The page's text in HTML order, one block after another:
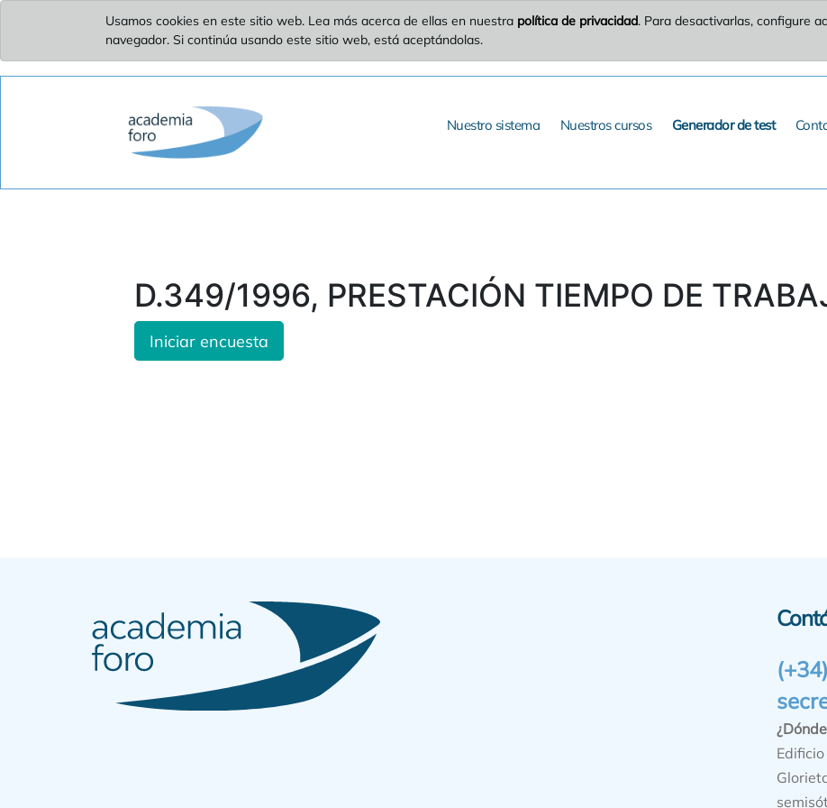
Usamos cookies en este sitio web. Lea más acerca de ellas en nuestra política de privacidad. Para desactivarlas, configure
navegador. Si continúa usando este sitio web, está aceptándolas.
Nuestro sistema Nuestros cursos Generador de test
D.349/1996, PRESTACIÓN TIEMPO DE
Iniciar encuesta